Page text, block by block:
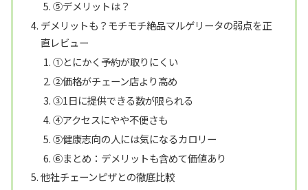
⑤デメリットは？
デメリットも？モチモチ絶品マルゲリータの弱点を正
直レビュー
①とにかく予約が取りにくい
②価格がチェーン店より高め
③1日に提供できる数が限られる
④アクセスにやや不便さも
⑤健康志向の人には気になるカロリー
⑥まとめ：デメリットも含めて価値あり
他社チェーンピザとの徹底比較